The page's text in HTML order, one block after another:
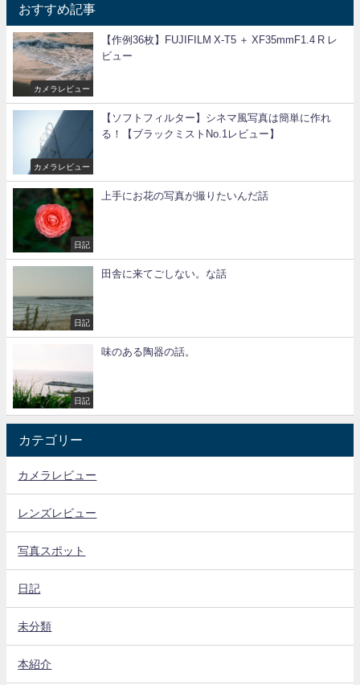
おすすめ記事
カメラレビュー
【作例36枚】FUJIFILM X-T5 ＋ XF35mmF1.4 R レ
ビュー
カメラレビュー
【ソフトフィルター】シネマ風写真は簡単に作れ
る！【ブラックミストNo.1レビュー】
日記
上手にお花の写真が撮りたいんだ話
日記
田舎に来てごしない。な話
日記
味のある陶器の話。
カテゴリー
カメラレビュー
レンズレビュー
写真スポット
日記
未分類
本紹介